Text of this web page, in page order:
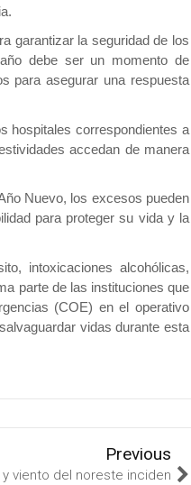
garantizar la seguridad de los
debe ser un momento de
para asegurar una respuesta
hospitales correspondientes a
accedan de manera
Nuevo, los excesos pueden
para proteger su vida y la
intoxicaciones alcohólicas,
parte de las instituciones que
(COE) en el operativo
vidas durante esta
Previous
viento del noreste inciden